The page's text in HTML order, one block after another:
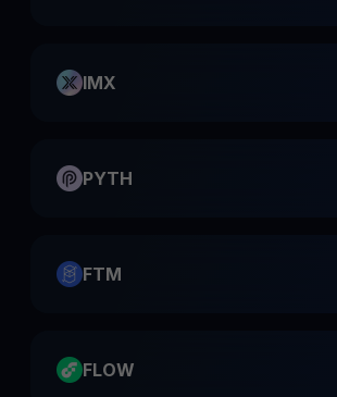
IMX
PYTH
FTM
FLOW